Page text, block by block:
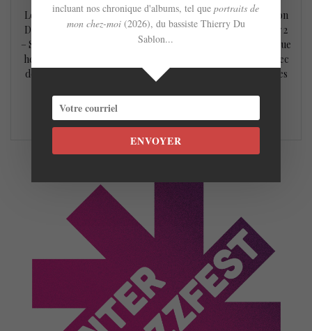
Le coeur du Winter Jazzfest sont les deux journées Marathon
Days, Marathon Day 1 – Vendredi 6 janvier et Marathon Day 2
– Samedi le 7 janvier qui présentent un concert environ chaque
heure dans une douzaine de lieux et une programmation avec
des grands du jazz, des célébrités inconnues, et dans tous les
incluant nos chronique d'albums, tel queportraits de
mon chez-moi (2026), du bassiste Thierry Du
Sablon...
ENVOYER